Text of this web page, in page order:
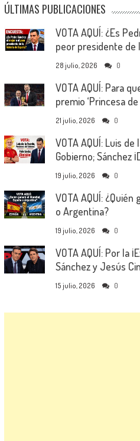
ÚLTIMAS PUBLICACIONES
VOTA AQUÍ: ¿Es
peor presidente de
28 julio, 2026 0
VOTA AQUÍ: Para
premio ‘Princesa
21 julio, 2026 0
VOTA AQUÍ: Luis
Gobierno; Sánchez
19 julio, 2026 0
VOTA AQUÍ:
o Argentina?
19 julio, 2026 0
VOTA AQUÍ: Por la
Sánchez y Jesús
15 julio, 2026 0